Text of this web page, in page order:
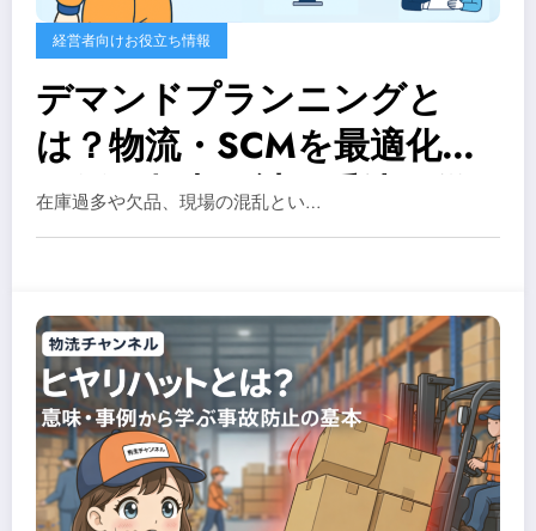
経営者向けお役立ち情報
デマンドプランニングと
は？物流・SCMを最適化す
る需要起点の計画手法を徹
底解説
在庫過多や欠品、現場の混乱とい…